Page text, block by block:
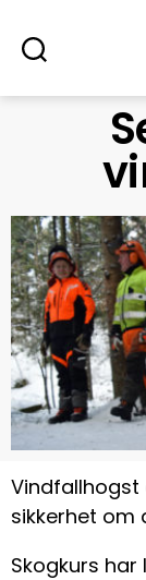
Vindfallhogst
sikkerhet om
Skogkurs